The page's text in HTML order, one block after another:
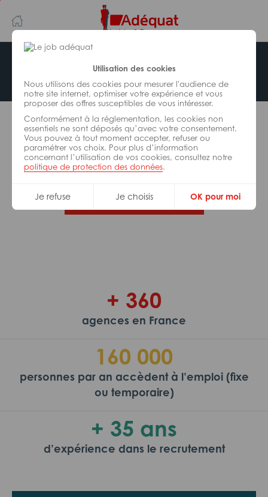
Utilisation des cookies
Nous utilisons des cookies pour mesurer l'audience de
notre site internet, optimiser votre expérience et vous
proposer des offres susceptibles de vous intéresser.
Conformément à la réglementation, les cookies non
essentiels ne sont déposés qu’avec votre consentement.
Vous pouvez à tout moment accepter, refuser ou
paramétrer vos choix. Pour plus d’information
concernant l’utilisation de vos cookies, consultez notre
politique de protection des données.
Je refuse Je choisis OK pour moi
au
contenu
principal
navigation
Offre indisponible
L’offre d’emploi que vous tentez de consulter n’est
plus disponible.
De nombreuses autres missions peuvent vous
correspondre, consultez toutes nos offres.
Trouvez votre job Adéquat !
+ 360
agences en France
160 000
personnes par an accèdent à l’emploi (fixe
ou temporaire)
+ 35 ans
d’expérience dans le recrutement